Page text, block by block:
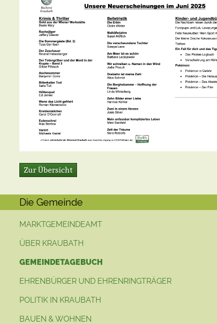
Zur Übersicht
Die Gemeinde
MARKTGEMEINDEAMT
ÜBER KRAUBATH
GEMEINDETAGEBUCH
EHRENBÜRGER UND EHRENRINGTRÄGER
POLITIK IN KRAUBATH
BAUEN & WOHNEN